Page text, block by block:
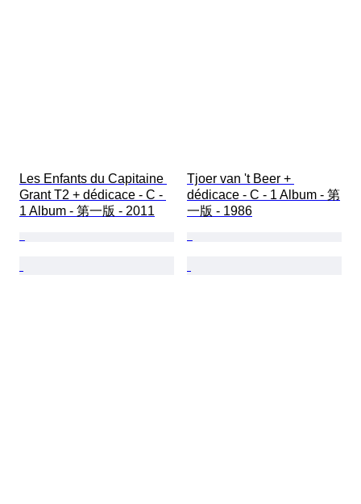
Les Enfants du Capitaine
Grant T2 + dédicace - C -
1 Album - 第一版 - 2011
Tjoer van 't Beer +
dédicace - C - 1 Album - 第
一版 - 1986